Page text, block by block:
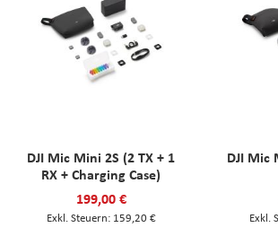
DJI Mic Mini 2S (2 TX + 1
RX + Charging Case)
199,00 €
159,20 €
DJI Mic